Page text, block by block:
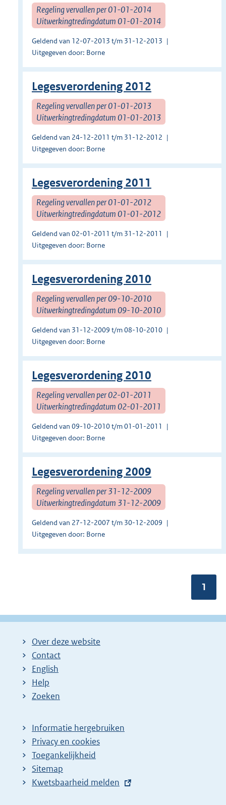
Regeling vervallen per 01-01-2014
Uitwerkingtredingdatum 01-01-2014
Geldend van 12-07-2013 t/m 31-12-2013
Uitgegeven door: Borne
Legesverordening 2012
Regeling vervallen per 01-01-2013
Uitwerkingtredingdatum 01-01-2013
Geldend van 24-12-2011 t/m 31-12-2012
Uitgegeven door: Borne
Legesverordening 2011
Regeling vervallen per 01-01-2012
Uitwerkingtredingdatum 01-01-2012
Geldend van 02-01-2011 t/m 31-12-2011
Uitgegeven door: Borne
Legesverordening 2010
Regeling vervallen per 09-10-2010
Uitwerkingtredingdatum 09-10-2010
Geldend van 31-12-2009 t/m 08-10-2010
Uitgegeven door: Borne
Legesverordening 2010
Regeling vervallen per 02-01-2011
Uitwerkingtredingdatum 02-01-2011
Geldend van 09-10-2010 t/m 01-01-2011
Uitgegeven door: Borne
Legesverordening 2009
Regeling vervallen per 31-12-2009
Uitwerkingtredingdatum 31-12-2009
Geldend van 27-12-2007 t/m 30-12-2009
Uitgegeven door: Borne
1
Over deze website
Contact
English
Help
Zoeken
Informatie hergebruiken
Privacy en cookies
Toegankelijkheid
Sitemap
E
Kwetsbaarheid melden